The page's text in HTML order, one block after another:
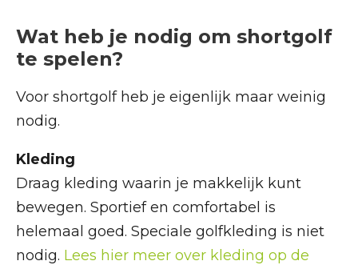
Wat heb je nodig om shortgolf
te spelen?
Voor shortgolf heb je eigenlijk maar weinig
nodig.
Kleding
Draag kleding waarin je makkelijk kunt
bewegen. Sportief en comfortabel is
helemaal goed. Speciale golfkleding is niet
nodig. Lees hier meer over kleding op de